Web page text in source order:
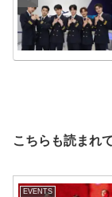
こちらも読まれ
EVENTS